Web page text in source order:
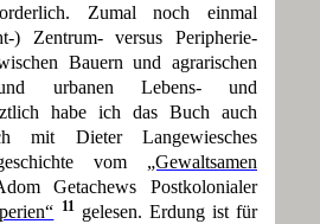
Zumal noch einmal
) Zentrum- versus Peripherie-
Bauern und agrarischen
urbanen Lebens- und
habe ich das Buch auch
mit Dieter Langewiesches
vom „Gewaltsamen
Getachews Postkolonialer
11gelesen. Erdung ist für